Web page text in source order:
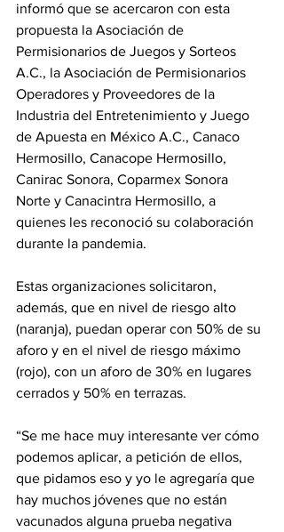
informó que se acercaron con esta
propuesta la Asociación de
Permisionarios de Juegos y Sorteos
A.C., la Asociación de Permisionarios
Operadores y Proveedores de la
Industria del Entretenimiento y Juego
de Apuesta en México A.C., Canaco
Hermosillo, Canacope Hermosillo,
Canirac Sonora, Coparmex Sonora
Norte y Canacintra Hermosillo, a
quienes les reconoció su colaboración
durante la pandemia.
Estas organizaciones solicitaron,
además, que en nivel de riesgo alto
(naranja), puedan operar con 50% de su
aforo y en el nivel de riesgo máximo
(rojo), con un aforo de 30% en lugares
cerrados y 50% en terrazas.
“Se me hace muy interesante ver cómo
podemos aplicar, a petición de ellos,
que pidamos eso y yo le agregaría que
hay muchos jóvenes que no están
vacunados alguna prueba negativa